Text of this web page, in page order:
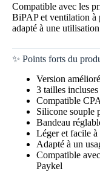
Compatible avec les
BiPAP et ventilation à
adapté à une
✨ Points forts du
Version
3 tailles
Compatible
Silicone souple
Bandeau
Léger et facile à
Adapté à un
Compatible
Paykel